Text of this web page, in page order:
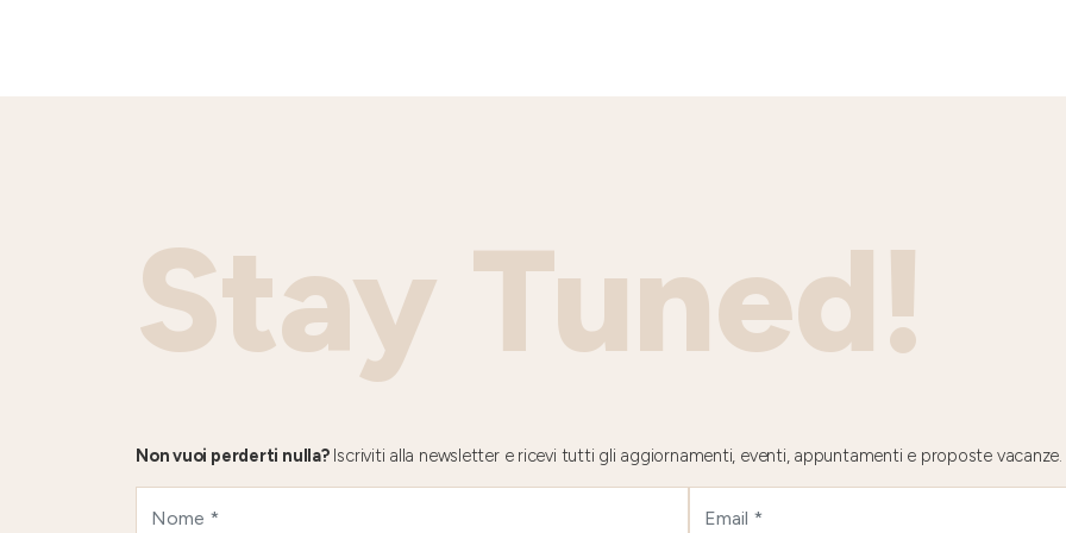
Stay Tuned!
Non vuoi perderti nulla?Iscriviti alla newsletter e ricevi tutti gli aggiornamenti, eventi, appuntamenti e proposte vacanze.